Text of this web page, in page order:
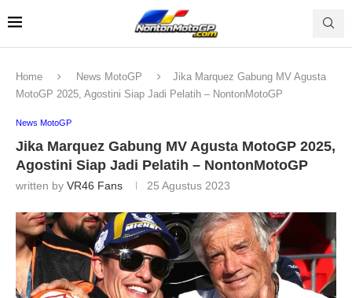
Home News MotoGP
Jika Marquez Gabung MV Agusta
MotoGP 2025, Agostini Siap Jadi Pelatih – NontonMotoGP
News MotoGP
Jika Marquez Gabung MV Agusta MotoGP 2025,
Agostini Siap Jadi Pelatih – NontonMotoGP
written by VR46 Fans 25 Agustus 2023